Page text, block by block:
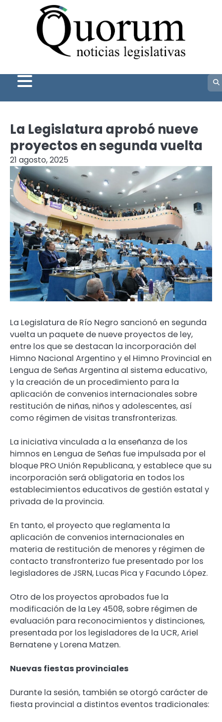
La Legislatura aprobó nueve
proyectos en segunda vuelta
21 agosto, 2025
La Legislatura de Río Negro sancionó en segunda
vuelta un paquete de nueve proyectos de ley,
entre los que se destacan la incorporación del
Himno Nacional Argentino y el Himno Provincial en
Lengua de Señas Argentina al sistema educativo,
y la creación de un procedimiento para la
aplicación de convenios internacionales sobre
restitución de niñas, niños y adolescentes, así
como régimen de visitas transfronterizas.
La iniciativa vinculada a la enseñanza de los
himnos en Lengua de Señas fue impulsada por el
bloque PRO Unión Republicana, y establece que su
incorporación será obligatoria en todos los
establecimientos educativos de gestión estatal y
privada de la provincia.
En tanto, el proyecto que reglamenta la
aplicación de convenios internacionales en
materia de restitución de menores y régimen de
contacto transfronterizo fue presentado por los
legisladores de JSRN, Lucas Pica y Facundo López.
Otro de los proyectos aprobados fue la
modificación de la Ley 4508, sobre régimen de
evaluación para reconocimientos y distinciones,
presentada por los legisladores de la UCR, Ariel
Bernatene y Lorena Matzen.
Nuevas fiestas provinciales
Durante la sesión, también se otorgó carácter de
fiesta provincial a distintos eventos tradicionales: